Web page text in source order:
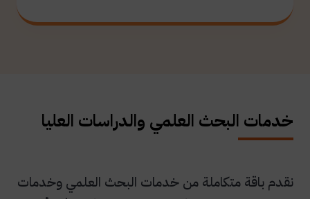
خدمات البحث العلمي والدراسات العليا
نقدم باقة متكاملة من خدمات البحث العلمي وخدمات